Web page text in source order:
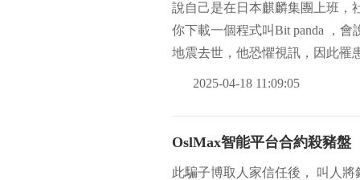
說自己是在日本麒麟集團上班，
你下載一個程式叫Bit panda ，
地震去世，他恐懼視訊，因此罹
2025-04-18 11:09:05
OslMax智能平台合約殺豬盤
此騙子博取人家信任後， 叫人